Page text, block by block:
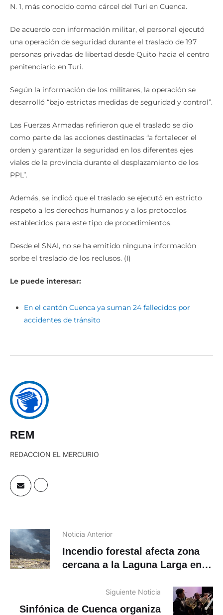
N. 1, más conocido como cárcel del Turi en Cuenca.
De acuerdo con información militar, el personal ejecutó
una operación de seguridad durante el traslado de 197
personas privadas de libertad desde Quito hacia el centro
penitenciario en Turi.
Según la información de los militares, la operación se
desarrolló “bajo estrictas medidas de seguridad y control”.
Las Fuerzas Armadas refirieron que el traslado se dio
como parte de las acciones destinadas “a fortalecer el
orden y garantizar la seguridad en los diferentes ejes
viales de la provincia durante el desplazamiento de los
PPL”.
Además, se indicó que el traslado se ejecutó en estricto
respeto a los derechos humanos y a los protocolos
establecidos para este tipo de procedimientos.
Desde el SNAI, no se ha emitido ninguna información
sorbe el traslado de los reclusos. (I)
Le puede interesar:
En el cantón Cuenca ya suman 24 fallecidos por
accidentes de tránsito
REM
REDACCION EL MERCURIO
Noticia Anterior
Incendio forestal afecta zona
cercana a la Laguna Larga en el
Siguiente Noticia
Sinfónica de Cuenca organiza